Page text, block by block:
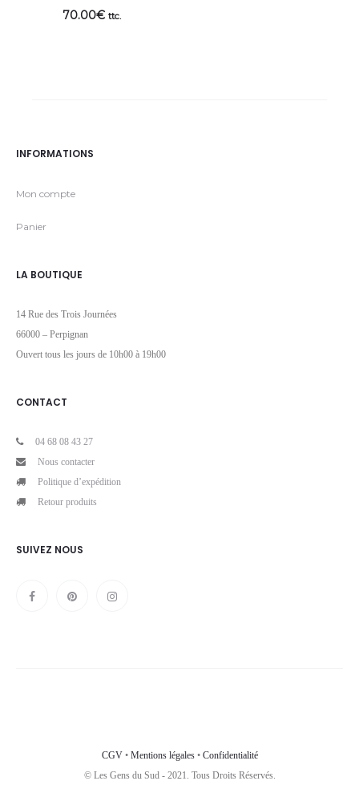
70.00€ ttc.
INFORMATIONS
Mon compte
Panier
LA BOUTIQUE
14 Rue des Trois Journées
66000 – Perpignan
Ouvert tous les jours de 10h00 à 19h00
CONTACT
04 68 08 43 27
Nous contacter
Politique d’expédition
Retour produits
SUIVEZ NOUS
CGV• Mentions légales• Confidentialité
© Les Gens du Sud - 2021. Tous Droits Réservés.